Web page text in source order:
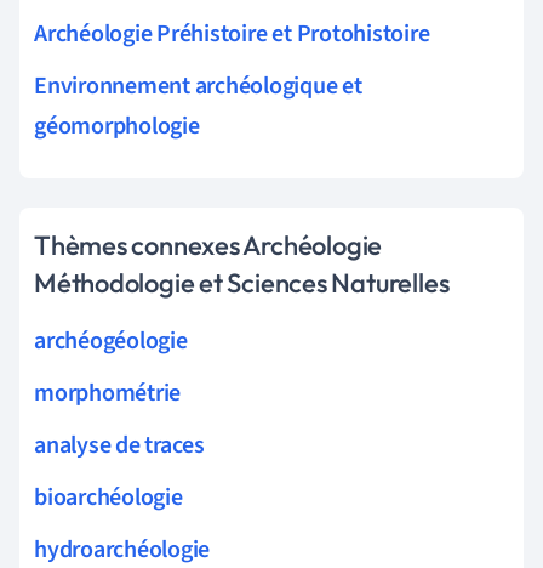
Archéologie Préhistoire et Protohistoire
Environnement archéologique et
géomorphologie
Thèmes connexes Archéologie
Méthodologie et Sciences Naturelles
archéogéologie
morphométrie
analyse de traces
bioarchéologie
hydroarchéologie